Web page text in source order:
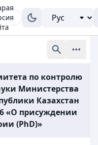
по контролю
Министерства
Казахстан
«О присуждении
(PhD)»